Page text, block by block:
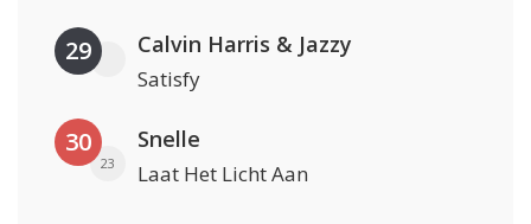
29 Calvin Harris & Jazzy
Satisfy
30
23
Snelle
Laat Het Licht Aan